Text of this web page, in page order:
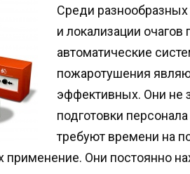
Среди
и локализации
автоматические
пожаротушения
эффективных. Они не
подготовки
требуют времени на
применение. Они постоянно